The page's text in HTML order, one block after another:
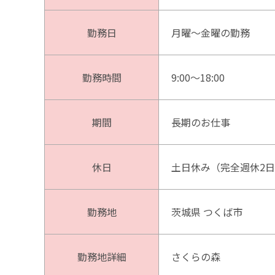
勤務日 月曜～金曜の勤務
勤務時間 9:00～18:00
期間 長期のお仕事
休日 土日休み（完全週休2
勤務地 茨城県 つくば市
勤務地詳細 さくらの森